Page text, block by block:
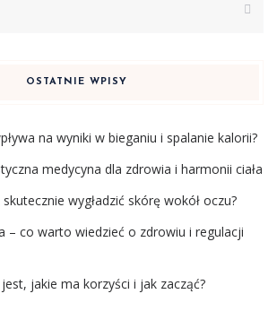
OSTATNIE WPISY
na wyniki w bieganiu i spalanie kalorii?
medycyna dla zdrowia i harmonii ciała
skutecznie wygładzić skórę wokół oczu?
– co warto wiedzieć o zdrowiu i regulacji
jakie ma korzyści i jak zacząć?